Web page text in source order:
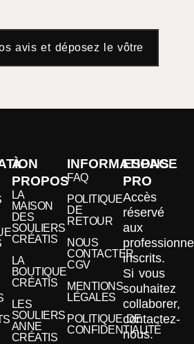
avis et déposez le vôtre
À
PROPOS
LA
MAISON
DES
SOULIERS
CRÉATIS
LA
BOUTIQUE
CRÉATIS
LES
SOULIERS
ANNE
CRÉATIS
INFORMATIONS
FAQ
POLITIQUE
DE
RETOUR
NOUS
CONTACTER
CGV
MENTIONS
LÉGALES
POLITIQUE DE
CONFIDENTIALITÉ
ESPACE
PRO
Accès
réservé
aux
inscrits.
Si vous
souhaitez
collaborer,
contactez-
nous.